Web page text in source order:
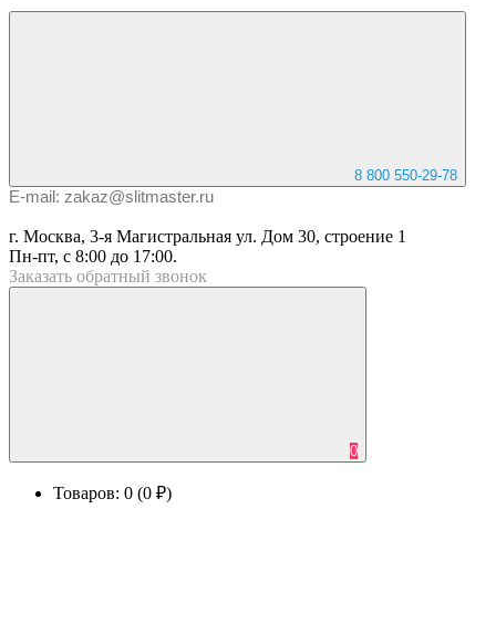
8 800 550-29-78
E-mail: zakaz@slitmaster.ru
г. Москва, 3-я Магистральная ул. Дом 30, строение 1
Пн-пт, с 8:00 до 17:00.
Заказать обратный звонок
0
Товаров: 0 (0 ₽)